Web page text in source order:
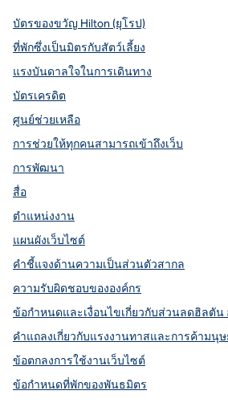
บัตรของขวัญ Hilton (ยุโรป)
ที่พักซึ่งเป็นมิตรกับสัตว์เลี้ยง
แรงบันดาลใจในการเดินทาง
บัตรเครดิต
ศูนย์ช่วยเหลือ
การช่วยให้ทุกคนสามารถเข้าถึงเว็บ
การพัฒนา
สื่อ
ตำแหน่งงาน
แผนผังเว็บไซต์
คำชี้แจงด้านความเป็นส่วนตัวสากล
ความรับผิดชอบขององค์กร
ข้อกำหนดและเงื่อนไขเกี่ยวกับส่วนลดฮิลตัน
คําแถลงเกี่ยวกับแรงงานทาสและการค้ามนุษ
ข้อตกลงการใช้งานเว็บไซต์
ข้อกําหนดที่พักของพันธมิตร